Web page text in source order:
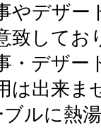
やデザー
致してお
・デザー
は出来ま
ブルに熱